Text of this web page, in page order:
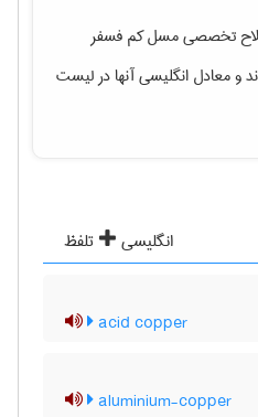
تخصصیمسل کم فسفر
و معادل انگلیسی آنها در لیست
انگلیسی
تلفظ
acid copper
aluminium-copper